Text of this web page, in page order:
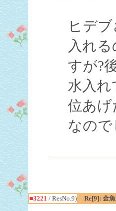
ヒデ
入れ
すが?
水入れ
位あ
なので
■3221 / ResNo.9) Re[9]: 金